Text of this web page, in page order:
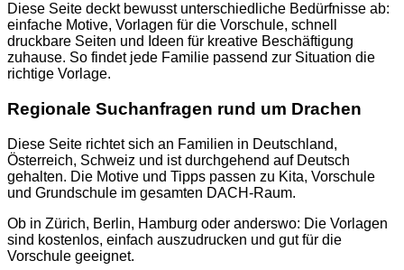
Diese Seite deckt bewusst unterschiedliche Bedürfnisse ab:
einfache Motive, Vorlagen für die Vorschule, schnell
druckbare Seiten und Ideen für kreative Beschäftigung
zuhause. So findet jede Familie passend zur Situation die
richtige Vorlage.
Regionale Suchanfragen rund um Drachen
Diese Seite richtet sich an Familien in Deutschland,
Österreich, Schweiz und ist durchgehend auf Deutsch
gehalten. Die Motive und Tipps passen zu Kita, Vorschule
und Grundschule im gesamten DACH-Raum.
Ob in Zürich, Berlin, Hamburg oder anderswo: Die Vorlagen
sind kostenlos, einfach auszudrucken und gut für die
Vorschule geeignet.